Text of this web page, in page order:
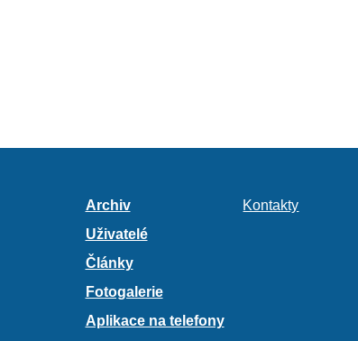
Archiv
Uživatelé
Články
Fotogalerie
Aplikace na telefony
Kontakty